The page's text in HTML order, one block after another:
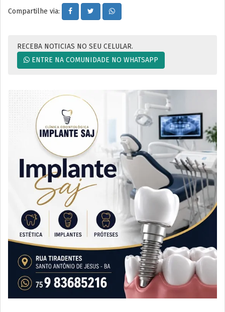
Compartilhe via:
RECEBA NOTICIAS NO SEU CELULAR.
ENTRE NA COMUNIDADE NO WHATSAPP